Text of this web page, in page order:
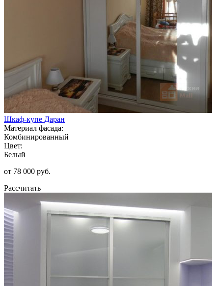
Шкаф-купе Даран
Материал фасада:
Комбинированный
Цвет:
Белый
от 78 000 руб.
Рассчитать